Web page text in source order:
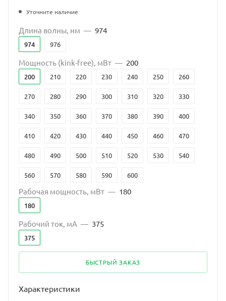
Уточните наличие
Длина волны, нм — 974
974 976
Мощность (kink-free), мВт — 200
200 210 220 230 240 250 260
270 280 290 300 310 320 330
340 350 360 370 380 390 400
410 420 430 440 450 460 470
480 490 500 510 520 530 540
560 570 580 590 600
Рабочая мощность, мВт — 180
180
Рабочий ток, мА — 375
375
БЫСТРЫЙ ЗАКАЗ
Характеристики